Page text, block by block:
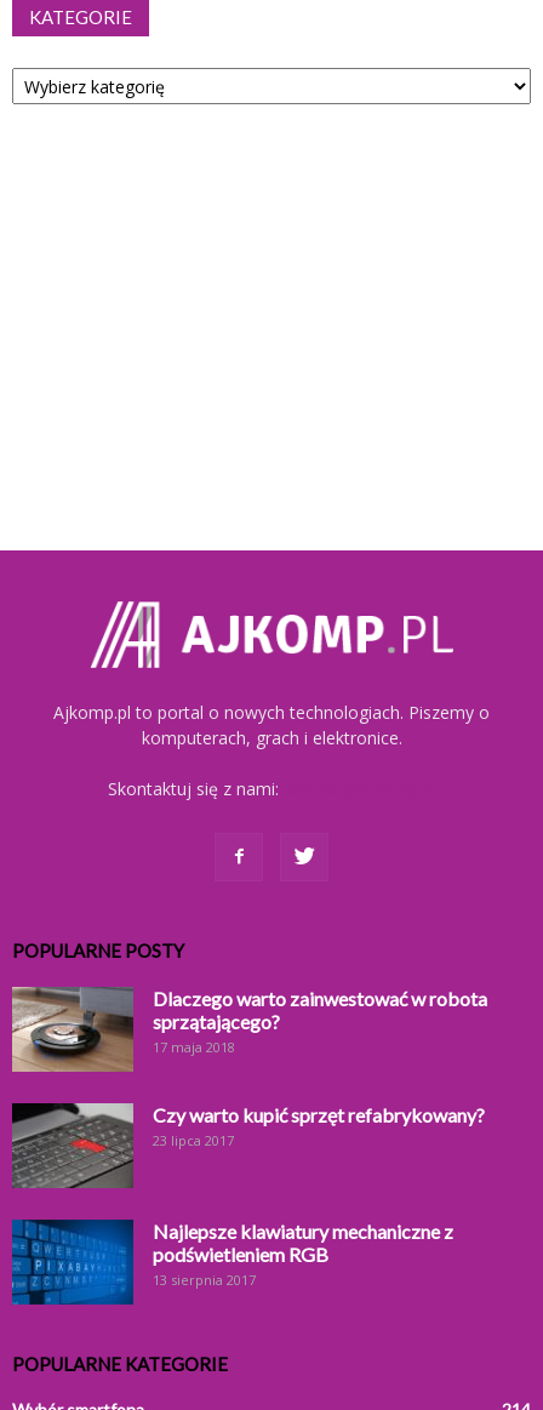
KATEGORIE
Kategorie
Ajkomp.pl to portal o nowych technologiach. Piszemy o
komputerach, grach i elektronice.
Skontaktuj się z nami:
POPULARNE POSTY
Dlaczego warto zainwestować w robota
sprzątającego?
17 maja 2018
Czy warto kupić sprzęt refabrykowany?
23 lipca 2017
Najlepsze klawiatury mechaniczne z
podświetleniem RGB
13 sierpnia 2017
POPULARNE KATEGORIE